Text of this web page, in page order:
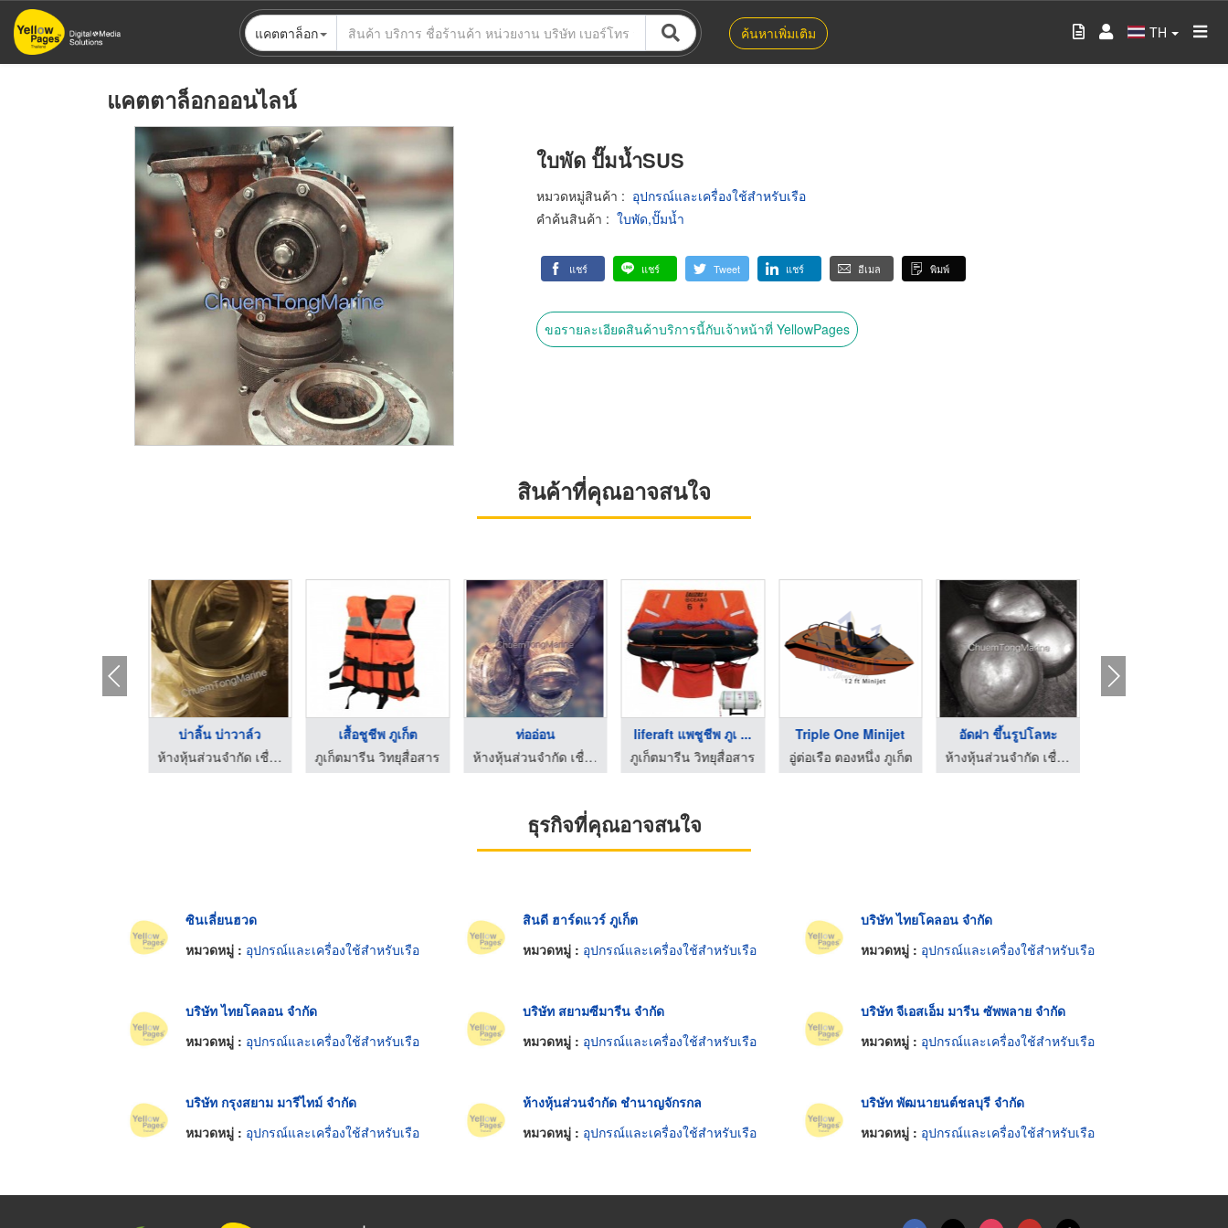
ข้าม
ไป
แคตตาล็อก ค้นหาเพิ่มเติม TH
แคตตาล็อกออนไลน์
ใบพัด ปั๊มน้ำSUS
หมวดหมู่สินค้า : อุปกรณ์และเครื่องใช้สำหรับเรือ
คำค้นสินค้า : ใบพัด,ปั๊มน้ำ
แชร์ แชร์ Tweet แชร์ อีเมล พิมพ์
ขอรายละเอียดสินค้าบริการนี้กับเจ้าหน้าที่ YellowPages
สินค้าที่คุณอาจสนใจ
บ่าลิ้น บ่าวาล์ว
ห้างหุ้นส่วนจำกัด เชื่อมทองมารีน เอ็นจิเนียริ่ง
เสื้อชูชีพ ภูเก็ต
ภูเก็ตมารีน วิทยุสื่อสาร
ท่ออ่อน
ห้างหุ้นส่วนจำกัด เชื่อมทองมารีน เอ็นจิเนียริ่ง
liferaft แพชูชีพ ภูเ ...
ภูเก็ตมารีน วิทยุสื่อสาร
Triple One Minijet
อู่ต่อเรือ ตองหนึ่ง ภูเก็ต
อัดฝา ขึ้นรูปโลหะ
ห้างหุ้นส่วนจำกัด เชื่อมทองมารีน เอ็นจิเนียริ่ง
ธุรกิจที่คุณอาจสนใจ
ซินเลี่ยนฮวด
หมวดหมู่ : อุปกรณ์และเครื่องใช้สำหรับเรือ
สินดี ฮาร์ดแวร์ ภูเก็ต
หมวดหมู่ : อุปกรณ์และเครื่องใช้สำหรับเรือ
บริษัท ไทยโคลอน จำกัด
หมวดหมู่ : อุปกรณ์และเครื่องใช้สำหรับเรือ
บริษัท ไทยโคลอน จำกัด
หมวดหมู่ : อุปกรณ์และเครื่องใช้สำหรับเรือ
บริษัท สยามซีมารีน จำกัด
หมวดหมู่ : อุปกรณ์และเครื่องใช้สำหรับเรือ
บริษัท จีเอสเอ็ม มารีน ซัพพลาย จำกัด
หมวดหมู่ : อุปกรณ์และเครื่องใช้สำหรับเรือ
บริษัท กรุงสยาม มารีไทม์ จำกัด
หมวดหมู่ : อุปกรณ์และเครื่องใช้สำหรับเรือ
ห้างหุ้นส่วนจำกัด ชำนาญจักรกล
หมวดหมู่ : อุปกรณ์และเครื่องใช้สำหรับเรือ
บริษัท พัฒนายนต์ชลบุรี จำกัด
หมวดหมู่ : อุปกรณ์และเครื่องใช้สำหรับเรือ